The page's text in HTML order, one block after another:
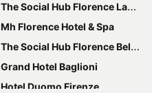
The Social Hub Florence Lavagnini
Mh Florence Hotel & Spa
The Social Hub Florence Belfiore
Grand Hotel Baglioni
Hotel Duomo Firenze